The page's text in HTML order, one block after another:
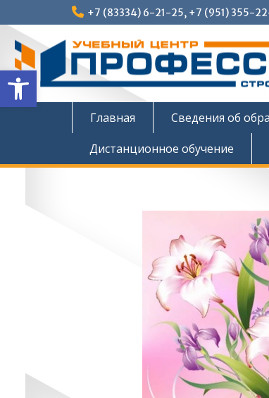
Открыть панель
к
содержимому
+7 (83334) 6-21-25, +7 (951) 355-
Главная Сведения об
Дистанционное обучение